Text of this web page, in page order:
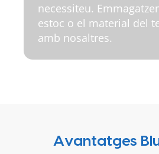
necessiteu.
estoc o el material del
amb nosaltres.
Avantatges